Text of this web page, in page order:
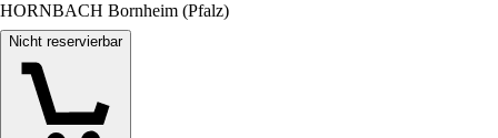
HORNBACH Bornheim (Pfalz)
Nicht reservierbar